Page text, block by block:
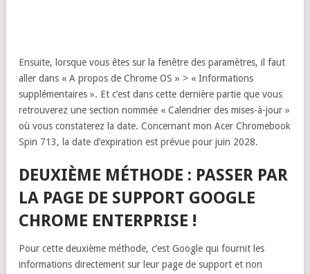
Ensuite, lorsque vous êtes sur la fenêtre des paramètres, il faut
aller dans « A propos de Chrome OS » > « Informations
supplémentaires ». Et c’est dans cette dernière partie que vous
retrouverez une section nommée « Calendrier des mises-à-jour »
où vous constaterez la date. Concernant mon Acer Chromebook
Spin 713, la date d’expiration est prévue pour juin 2028.
DEUXIÈME MÉTHODE : PASSER PAR
LA PAGE DE SUPPORT GOOGLE
CHROME ENTERPRISE !
Pour cette deuxième méthode, c’est Google qui fournit les
informations directement sur leur page de support et non